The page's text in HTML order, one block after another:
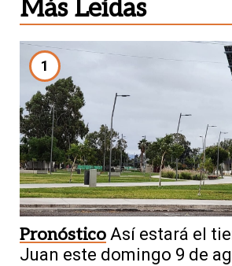
Más Leídas
1
Pronóstico Así estará el
Juan este domingo 9 de